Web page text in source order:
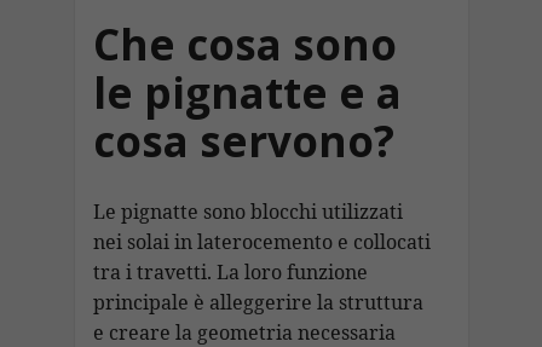
Che cosa sono
le pignatte e a
cosa servono?
Le pignatte sono blocchi utilizzati
nei solai in laterocemento e collocati
tra i travetti. La loro funzione
principale è alleggerire la struttura
e creare la geometria necessaria